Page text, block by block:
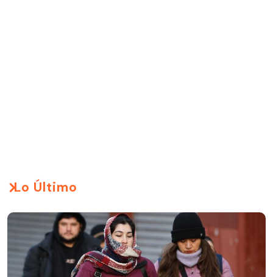
Lo Último